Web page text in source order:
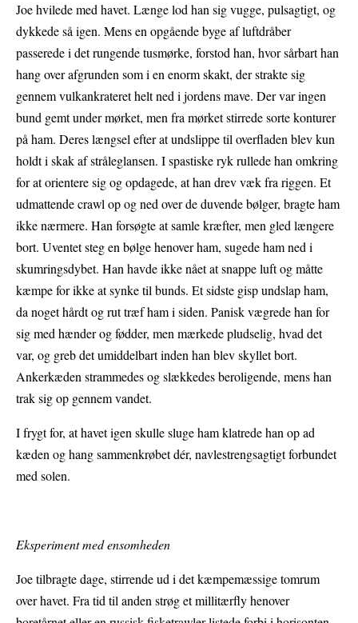
Joe hvilede med havet. Længe lod han sig vugge, pulsagtigt, og
dykkede så igen. Mens en opgående byge af luftdråber
passerede i det rungende tusmørke, forstod han, hvor sårbart han
hang over afgrunden som i en enorm skakt, der strakte sig
gennem vulkankrateret helt ned i jordens mave. Der var ingen
bund gemt under mørket, men fra mørket stirrede sorte konturer
på ham. Deres længsel efter at undslippe til overfladen blev kun
holdt i skak af stråleglansen. I spastiske ryk rullede han omkring
for at orientere sig og opdagede, at han drev væk fra riggen. Et
udmattende crawl op og ned over de duvende bølger, bragte ham
ikke nærmere. Han forsøgte at samle kræfter, men gled længere
bort. Uventet steg en bølge henover ham, sugede ham ned i
skumringsdybet. Han havde ikke nået at snappe luft og måtte
kæmpe for ikke at synke til bunds. Et sidste gisp undslap ham,
da noget hårdt og rut træf ham i siden. Panisk vægrede han for
sig med hænder og fødder, men mærkede pludselig, hvad det
var, og greb det umiddelbart inden han blev skyllet bort.
Ankerkæden strammedes og slækkedes beroligende, mens han
trak sig op gennem vandet.
I frygt for, at havet igen skulle sluge ham klatrede han op ad
kæden og hang sammenkrøbet dér, navlestrengsagtigt forbundet
med solen.
Eksperiment med ensomheden
Joe tilbragte dage, stirrende ud i det kæmpemæssige tomrum
over havet. Fra tid til anden strøg et millitærfly henover